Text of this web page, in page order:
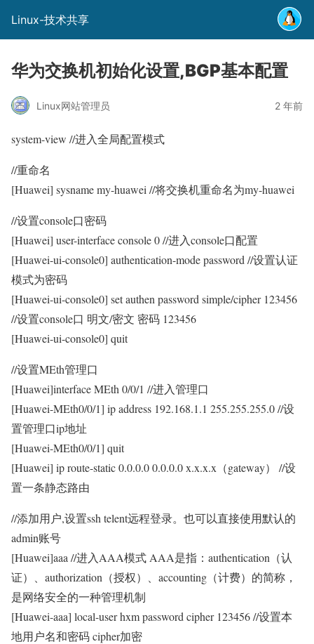
Linux-技术共享
华为交换机初始化设置,BGP基本配置
Linux网站管理员 2 年前
system-view //进入全局配置模式
//重命名
[Huawei] sysname my-huawei //将交换机重命名为my-huawei
//设置console口密码
[Huawei] user-interface console 0 //进入console口配置
[Huawei-ui-console0] authentication-mode password //设置认证
模式为密码
[Huawei-ui-console0] set authen password simple/cipher 123456
//设置console口 明文/密文 密码 123456
[Huawei-ui-console0] quit
//设置MEth管理口
[Huawei]interface MEth 0/0/1 //进入管理口
[Huawei-MEth0/0/1] ip address 192.168.1.1 255.255.255.0 //设
置管理口ip地址
[Huawei-MEth0/0/1] quit
[Huawei] ip route-static 0.0.0.0 0.0.0.0 x.x.x.x（gateway） //设
置一条静态路由
//添加用户,设置ssh telent远程登录。也可以直接使用默认的
admin账号
[Huawei]aaa //进入AAA模式 AAA是指：authentication（认
证）、authorization（授权）、accounting（计费）的简称，
是网络安全的一种管理机制
[Huawei-aaa] local-user hxm password cipher 123456 //设置本
地用户名和密码 cipher加密